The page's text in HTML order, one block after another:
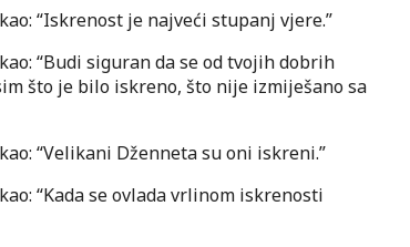
“Iskrenost je najveći stupanj vjere.”
“Budi siguran da se od tvojih dobrih
što je bilo iskreno, što nije izmiješano sa
“Velikani Dženneta su oni iskreni.”
“Kada se ovlada vrlinom iskrenosti